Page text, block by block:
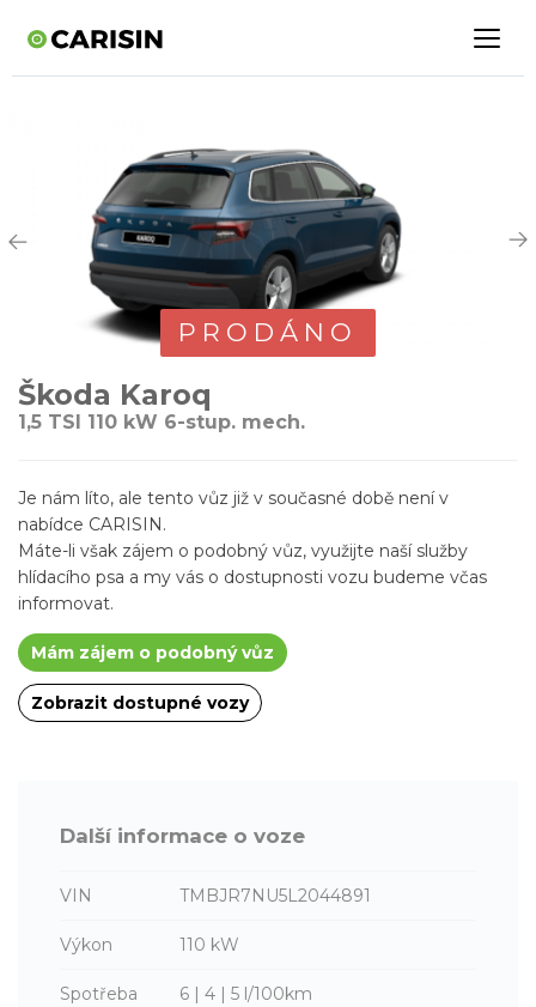
PRODÁNO
Škoda Karoq
1,5 TSI 110 kW 6-stup. mech.
Je nám líto, ale tento vůz již v současné době není v
nabídce CARISIN.
Máte-li však zájem o podobný vůz, využijte naší služby
hlídacího psa a my vás o dostupnosti vozu budeme včas
informovat.
Mám zájem o podobný vůz
Zobrazit dostupné vozy
Další informace o voze
VIN TMBJR7NU5L2044891
Výkon 110 kW
Spotřeba 6 | 4 | 5 l/100km